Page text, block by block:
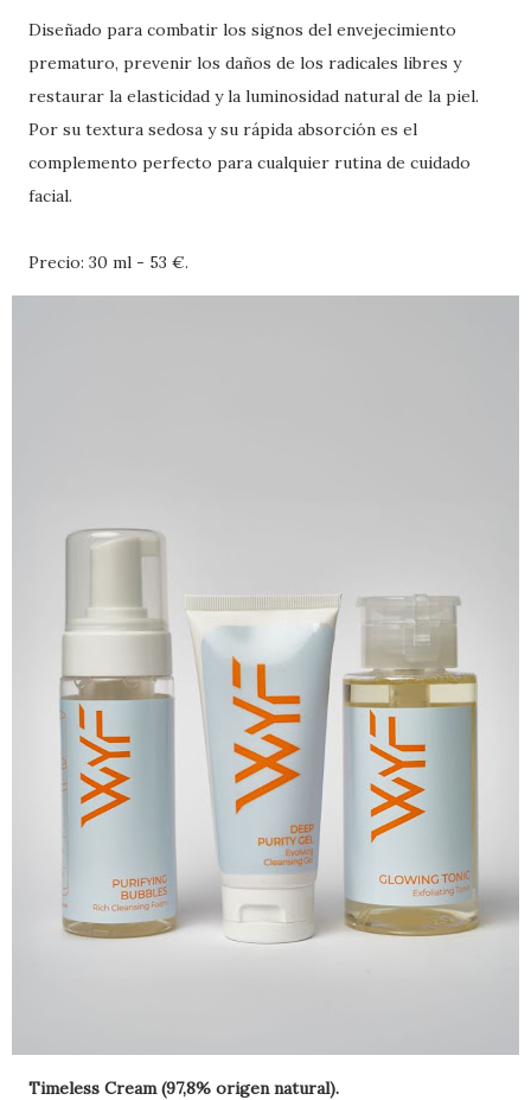
Diseñado para combatir los signos del envejecimiento
prematuro, prevenir los daños de los radicales libres y
restaurar la elasticidad y la luminosidad natural de la piel.
Por su textura sedosa y su rápida absorción es el
complemento perfecto para cualquier rutina de cuidado
facial.
Precio: 30 ml - 53 €.
Timeless Cream (97,8% origen natural).